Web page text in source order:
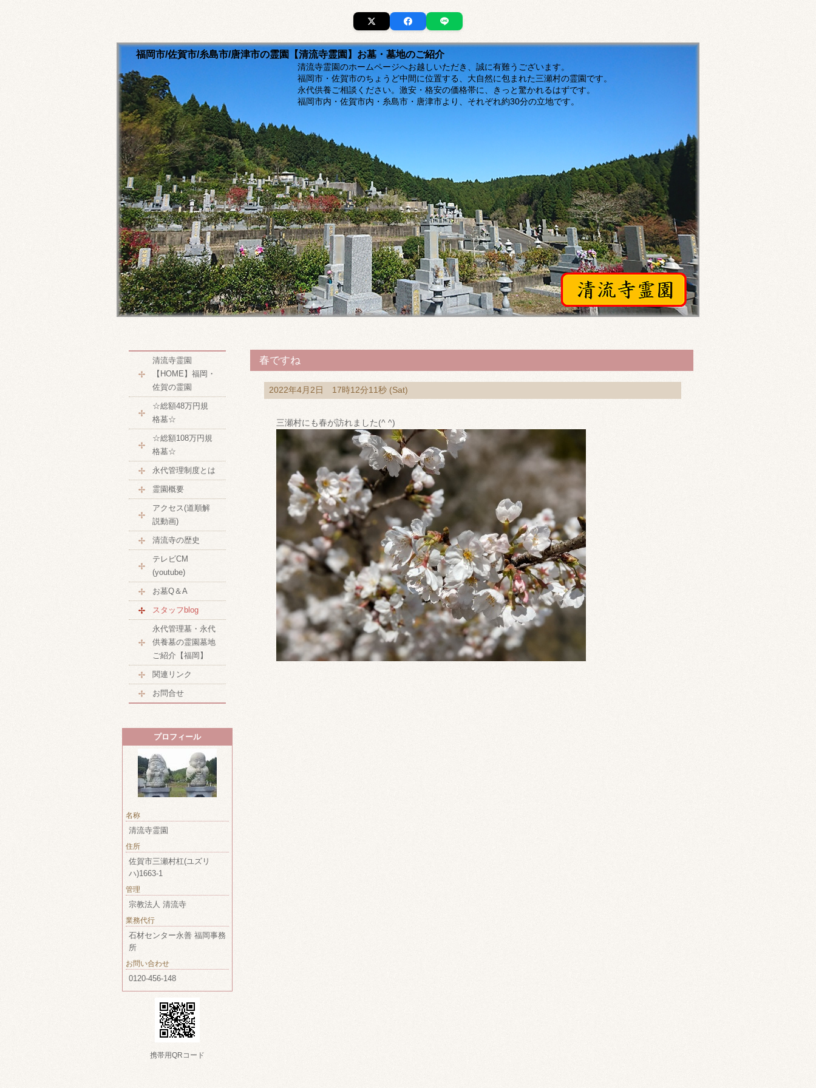
福岡市/佐賀市/糸島市/唐津市の霊園【清流寺霊園】お墓・墓地のご紹介
清流寺霊園のホームページへお越しいただき、誠に有難うございます。
福岡市・佐賀市のちょうど中間に位置する、大自然に包まれた三瀬村の霊園です。
永代供養ご相談ください。激安・格安の価格帯に、きっと驚かれるはずです。
福岡市内・佐賀市内・糸島市・唐津市より、それぞれ約30分の立地です。
春ですね
2022年4月2日 17時12分11秒 (Sat)
三瀬村にも春が訪れました(^ ^)
清流寺霊園
【HOME】福岡・
佐賀の霊園
☆総額48万円規
格墓☆
☆総額108万円規
格墓☆
永代管理制度とは
霊園概要
アクセス(道順解
説動画)
清流寺の歴史
テレビCM
(youtube)
お墓Q＆A
スタッフblog
永代管理墓・永代
供養墓の霊園墓地
ご紹介【福岡】
関連リンク
お問合せ
プロフィール
名称
清流寺霊園
住所
佐賀市三瀬村杠(ユズリ
ハ)1663-1
管理
宗教法人 清流寺
業務代行
石材センター永善 福岡事務
所
お問い合わせ
0120-456-148
携帯用QRコード